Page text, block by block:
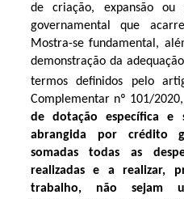
de criação, expansão ou
governamental que
Mostra-se fundamental,
demonstração da
termos definidos pelo
Complementar nº 101/
de dotação específica e
abrangida por crédito
somadas todas as
realizadas e a realizar,
trabalho, não sejam